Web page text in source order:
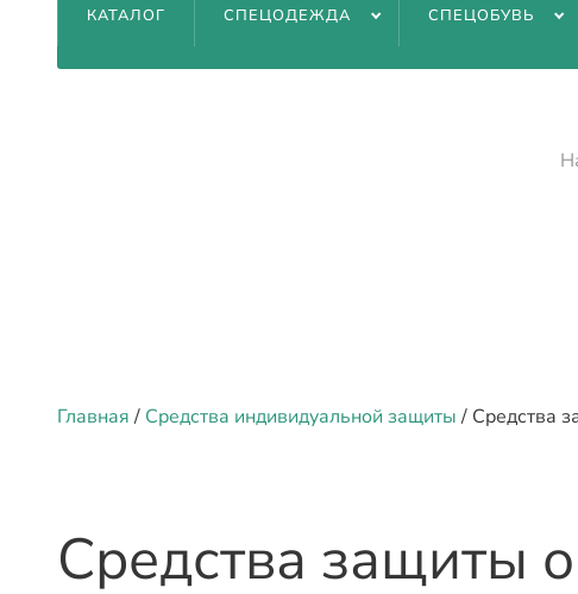
КАТАЛОГ СПЕЦОДЕЖДА СПЕЦОБУВЬ
Главная/ Средства индивидуальной защиты/ Средства
Средства защиты